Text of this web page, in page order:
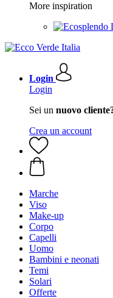
More inspiration
Login
Login
Sei un nuovo
Crea un account
Marche
Viso
Make-up
Corpo
Capelli
Uomo
Bambini e neonati
Temi
Solari
Offerte